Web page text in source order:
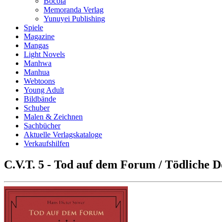
Memoranda Verlag
Yunuyei Publishing
Spiele
Magazine
Mangas
Light Novels
Manhwa
Manhua
Webtoons
Young Adult
Bildbände
Schuber
Malen & Zeichnen
Sachbücher
Aktuelle Verlagskataloge
Verkaufshilfen
C.V.T. 5 - Tod auf dem Forum / Tödliche